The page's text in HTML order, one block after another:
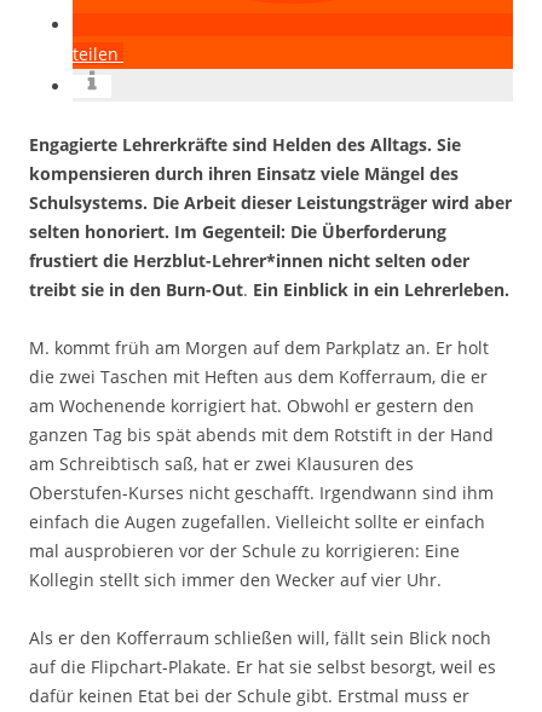
teilen
Engagierte Lehrerkräfte sind Helden des Alltags. Sie
kompensieren durch ihren Einsatz viele Mängel des
Schulsystems. Die Arbeit dieser Leistungsträger wird aber
selten honoriert. Im Gegenteil: Die Überforderung
frustiert die Herzblut-Lehrer*innen nicht selten oder
treibt sie in den Burn-Out. Ein Einblick in ein Lehrerleben.
M. kommt früh am Morgen auf dem Parkplatz an. Er holt
die zwei Taschen mit Heften aus dem Kofferraum, die er
am Wochenende korrigiert hat. Obwohl er gestern den
ganzen Tag bis spät abends mit dem Rotstift in der Hand
am Schreibtisch saß, hat er zwei Klausuren des
Oberstufen-Kurses nicht geschafft. Irgendwann sind ihm
einfach die Augen zugefallen. Vielleicht sollte er einfach
mal ausprobieren vor der Schule zu korrigieren: Eine
Kollegin stellt sich immer den Wecker auf vier Uhr.
Als er den Kofferraum schließen will, fällt sein Blick noch
auf die Flipchart-Plakate. Er hat sie selbst besorgt, weil es
dafür keinen Etat bei der Schule gibt. Erstmal muss er